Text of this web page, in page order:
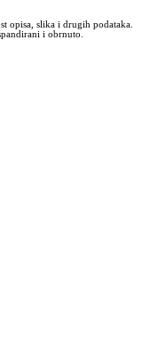
opisa, slika i drugih podataka.
i obrnuto.